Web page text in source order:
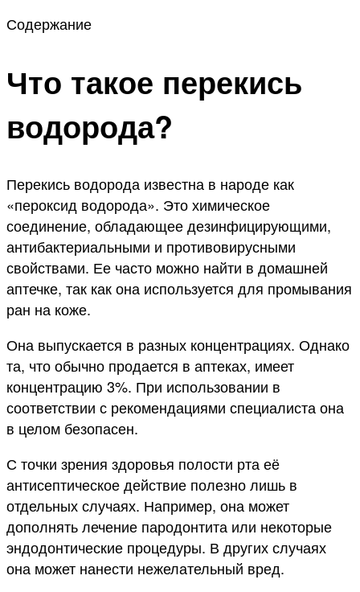
Содержание
Что такое перекись
водорода?
Перекись водорода известна в народе как
«пероксид водорода». Это химическое
соединение, обладающее дезинфицирующими,
антибактериальными и противовирусными
свойствами. Ее часто можно найти в домашней
аптечке, так как она используется для промывания
ран на коже.
Она выпускается в разных концентрациях. Однако
та, что обычно продается в аптеках, имеет
концентрацию 3%. При использовании в
соответствии с рекомендациями специалиста она
в целом безопасен.
С точки зрения здоровья полости рта её
антисептическое действие полезно лишь в
отдельных случаях. Например, она может
дополнять лечение пародонтита или некоторые
эндодонтические процедуры. В других случаях
она может нанести нежелательный вред.